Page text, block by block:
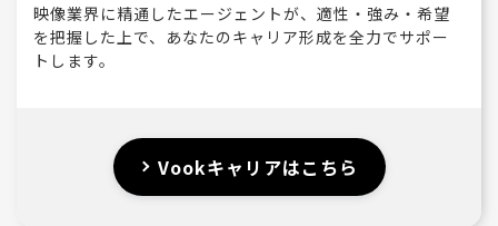
映像業界に精通したエージェントが、適性・強み・希望
を把握した上で、あなたのキャリア形成を全力でサポー
トします。
Vookキャリアはこちら